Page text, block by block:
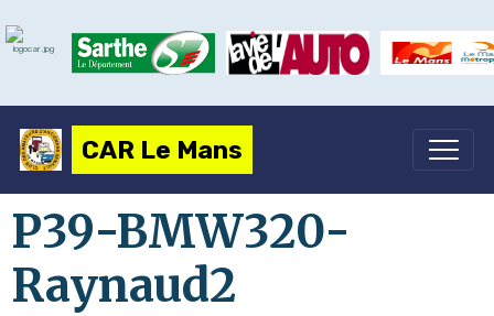
CAR Le Mans
P39-BMW320-
Raynaud2